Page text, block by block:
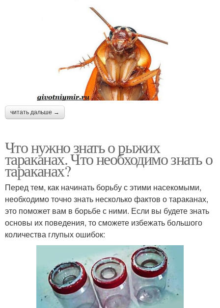
читать дальше →
Что нужно знать о рыжих
тараканах. Что необходимо знать о
тараканах?
Перед тем, как начинать борьбу с этими насекомыми,
необходимо точно знать несколько фактов о тараканах,
это поможет вам в борьбе с ними. Если вы будете знать
основы их поведения, то сможете избежать большого
количества глупых ошибок: